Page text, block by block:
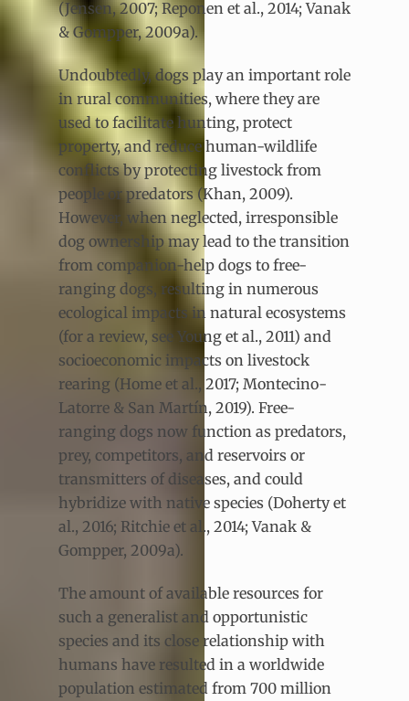
(Jensen, 2007; Reponen et al., 2014; Vanak
& Gompper, 2009a).
Undoubtedly, dogs play an important role
in rural communities, where they are
used to facilitate hunting, protect
property, and reduce human-wildlife
conflicts by protecting livestock from
people or predators (Khan, 2009).
However, when neglected, irresponsible
dog ownership may lead to the transition
from companion-help dogs to free-
ranging dogs, resulting in numerous
ecological impacts in natural ecosystems
(for a review, see Young et al., 2011) and
socioeconomic impacts on livestock
rearing (Home et al., 2017; Montecino-
Latorre & San Martín, 2019). Free-
ranging dogs now function as predators,
prey, competitors, and reservoirs or
transmitters of diseases, and could
hybridize with native species (Doherty et
al., 2016; Ritchie et al., 2014; Vanak &
Gompper, 2009a).
The amount of available resources for
such a generalist and opportunistic
species and its close relationship with
humans have resulted in a worldwide
population estimated from 700 million